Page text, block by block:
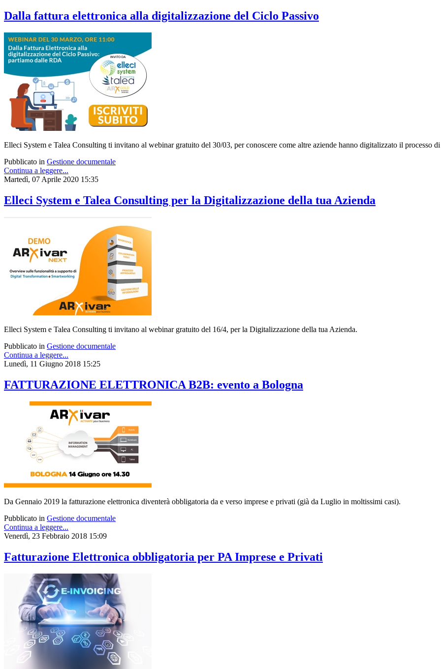
Dalla fattura elettronica alla digitalizzazione del Ciclo Passivo
Elleci System e Talea Consulting ti invitano al webinar gratuito del 30/03, per conoscere come altre aziende hanno digitalizzato il processo
Pubblicato in Gestione documentale
Continua a leggere...
Martedì, 07 Aprile 2020 15:35
Elleci System e Talea Consulting per la Digitalizzazione della tua Azienda
Elleci System e Talea Consulting ti invitano al webinar gratuito del 16/4, per la Digitalizzazione della tua Azienda.
Pubblicato in Gestione documentale
Continua a leggere...
Lunedì, 11 Giugno 2018 15:25
FATTURAZIONE ELETTRONICA B2B: evento a Bologna
Da Gennaio 2019 la fatturazione elettronica diventerà obbligatoria da e verso imprese e privati (già da Luglio in moltissimi casi).
Pubblicato in Gestione documentale
Continua a leggere...
Venerdì, 23 Febbraio 2018 15:09
Fatturazione Elettronica obbligatoria per PA Imprese e Privati